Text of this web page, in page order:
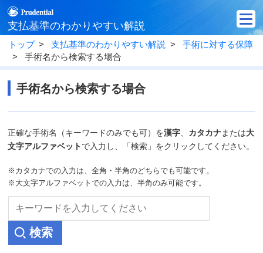
支払基準のわかりやすい解説
トップ 支払基準のわかりやすい解説
手術に対する保障
手術名から検索する場合
手術名から検索する場合
正確な手術名（キーワードのみでも可）を漢字 カタカナまたは大
文字アルファベットで入力し、「検索」をクリックしてください。
※カタカナでの入力は、全角・半角のどちらでも可能です。
※大文字アルファベットでの入力は、半角のみ可能です。
検索